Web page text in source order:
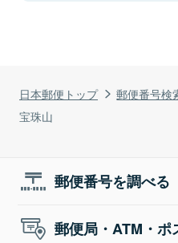
日本郵便トップ 郵便番号検
宝珠山
郵便番号を調べる
郵便局・ATM・ポ